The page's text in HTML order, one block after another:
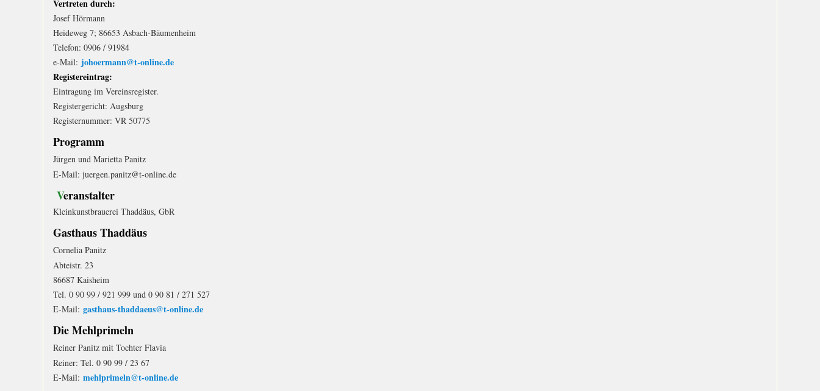
Vertreten durch:
Josef Hörmann
Heideweg 7; 86653 Asbach-Bäumenheim
Telefon: 0906 / 91984
e-Mail: johoermann@t-online.de
Registereintrag:
Eintragung im Vereinsregister.
Registergericht: Augsburg
Registernummer: VR 50775
Programm
Jürgen und Marietta Panitz
E-Mail: juergen.panitz@t-online.de
Veranstalter
Kleinkunstbrauerei Thaddäus, GbR
Gasthaus Thaddäus
Cornelia Panitz
Abteistr. 23
86687 Kaisheim
Tel. 0 90 99 / 921 999 und 0 90 81 / 271 527
E-Mail: gasthaus-thaddaeus@t-online.de
Die Mehlprimeln
Reiner Panitz mit Tochter Flavia
Reiner: Tel. 0 90 99 / 23 67
E-Mail: mehlprimeln@t-online.de